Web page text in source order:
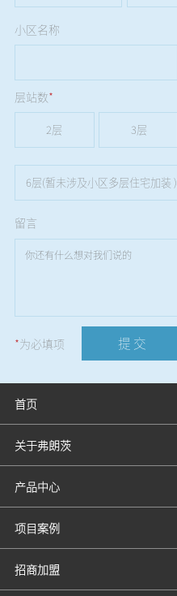
小区名称
层站数*
2层 3层
6层(暂未涉及小区多层住宅加装 )
留言
*为必填项 提 交
首页
关于弗朗茨
产品中心
项目案例
招商加盟